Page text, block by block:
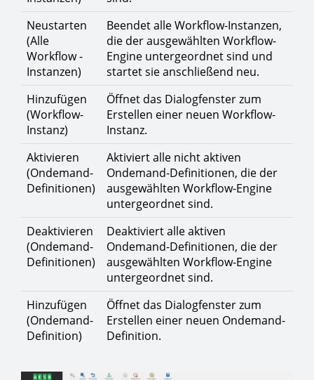
Neustarten
(Alle
Workflow -
Instanzen)
Beendet alle Workflow-Instanzen,
die der ausgewählten Workflow-
Engine untergeordnet sind und
startet sie anschließend neu.
Hinzufügen
(Workflow-
Instanz)
Öffnet das Dialogfenster zum
Erstellen einer neuen Workflow-
Instanz.
Aktivieren
(Ondemand-
Definitionen)
Aktiviert alle nicht aktiven
Ondemand-Definitionen, die der
ausgewählten Workflow-Engine
untergeordnet sind.
Deaktivieren
(Ondemand-
Definitionen)
Deaktiviert alle aktiven
Ondemand-Definitionen, die der
ausgewählten Workflow-Engine
untergeordnet sind.
Hinzufügen
(Ondemand-
Definition)
Öffnet das Dialogfenster zum
Erstellen einer neuen Ondemand-
Definition.